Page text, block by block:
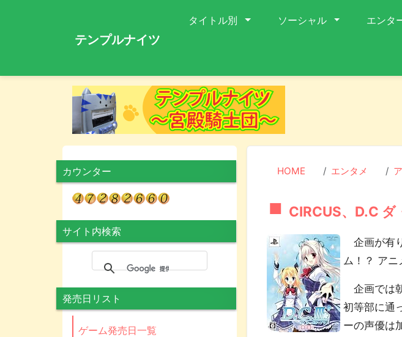
テンプルナイツ
タイトル別 ソーシャル エンタ
HOME エンタメ
CIRCUS、D.C
企画が有
ム！？ アニ
企画では
初等部に通
ーの声優は
カウンター
サイト内検索
発売日リスト
ゲーム発売日一覧